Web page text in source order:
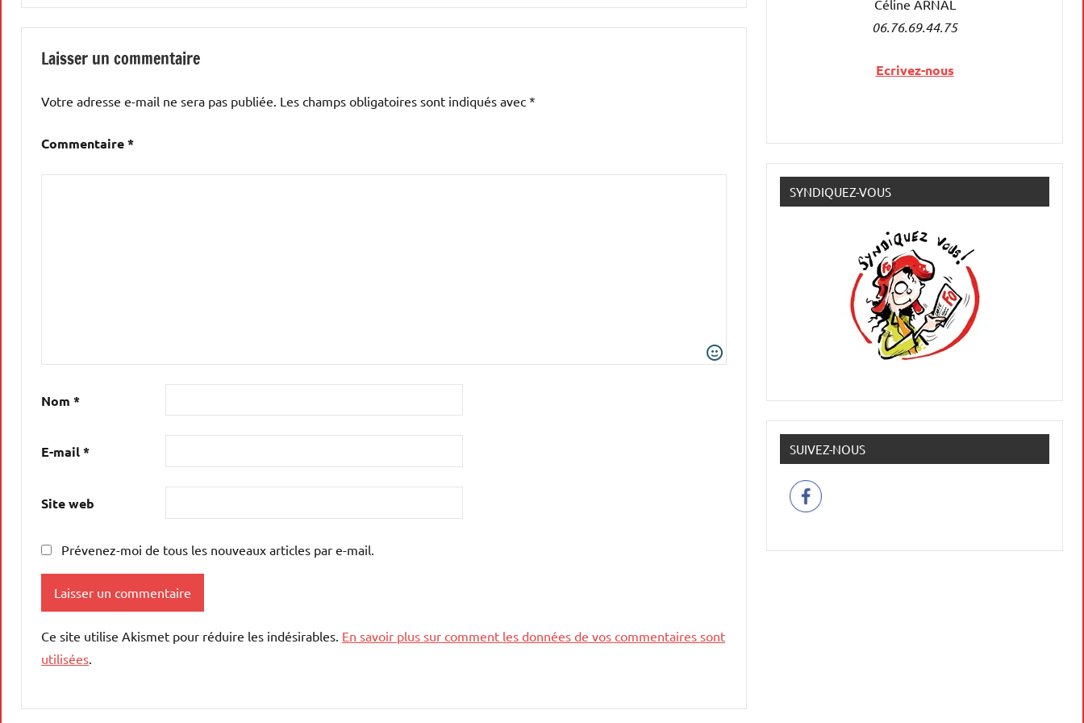
l’article
Laisser un commentaire
Votre adresse e-mail ne sera pas publiée. Les champs obligatoires sont indiqués avec *
Commentaire*
Nom *
E-mail*
Site web
Prévenez-moi de tous les nouveaux articles par e-mail.
Ce site utilise Akismet pour réduire les indésirables. En savoir plus sur comment les données de vos commentaires sont
utilisées
Céline ARNAL
06.76.69.44.75
Ecrivez-nous
SYNDIQUEZ-VOUS
SUIVEZ-NOUS